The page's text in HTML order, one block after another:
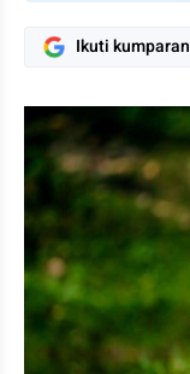
Ikuti